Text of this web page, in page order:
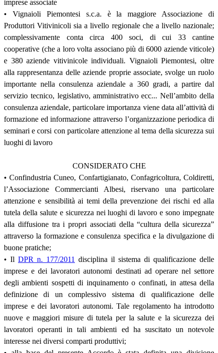
imprese associate
• Vignaioli Piemontesi s.c.a. è la maggiore Associazione di
Produttori Vitivinicoli sia a livello regionale che a livello nazionale;
complessivamente conta circa 400 soci, di cui 33 cantine
cooperative (che a loro volta associano più di 6000 aziende viticole)
e 380 aziende vitivinicole individuali. Vignaioli Piemontesi, oltre
alla rappresentanza delle aziende proprie associate, svolge un ruolo
importante nella consulenza aziendale a 360 gradi, a partire dal
servizio tecnico, legislativo, amministrativo ecc... Nell’ambito della
consulenza aziendale, particolare importanza viene data all’attività di
formazione ed informazione attraverso l’organizzazione periodica di
seminari e corsi con particolare attenzione al tema della sicurezza sui
luoghi di lavoro
CONSIDERATO CHE
• Confindustria Cuneo, Confartigianato, Confagricoltura, Coldiretti,
l’Associazione Commercianti Albesi, riservano una particolare
attenzione e sensibilità ai temi della prevenzione dei rischi ed alla
tutela della salute e sicurezza nei luoghi di lavoro e sono impegnate
alla diffusione tra i propri associati della “cultura della sicurezza”
attraverso la formazione e consulenza specifica e la divulgazione di
buone pratiche;
• Il DPR n. 177/2011 disciplina il sistema di qualificazione delle
imprese e dei lavoratori autonomi destinati ad operare nel settore
degli ambienti sospetti di inquinamento o confinati, in attesa della
definizione di un complessivo sistema di qualificazione delle
imprese e dei lavoratori autonomi. Tale regolamento ha introdotto
nuove e maggiori misure di tutela per la salute e la sicurezza dei
lavoratori operanti in tali ambienti ed ha suscitato un notevole
interesse nei diversi comparti produttivi;